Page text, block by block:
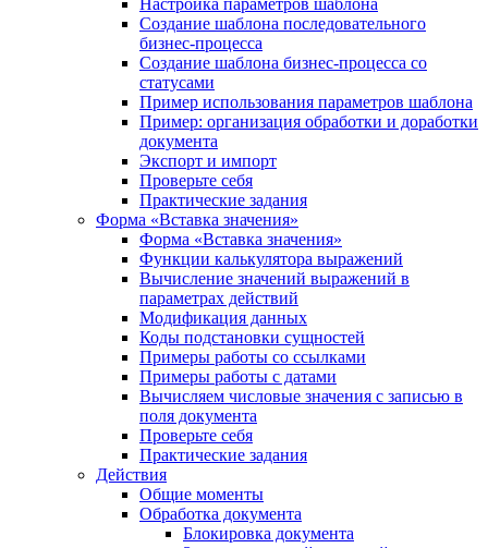
Настройка параметров шаблона
Создание шаблона последовательного
бизнес-процесса
Создание шаблона бизнес-процесса со
статусами
Пример использования параметров шаблона
Пример: организация обработки и доработки
документа
Экспорт и импорт
Проверьте себя
Практические задания
Форма «Вставка значения»
Форма «Вставка значения»
Функции калькулятора выражений
Вычисление значений выражений в
параметрах действий
Модификация данных
Коды подстановки сущностей
Примеры работы со ссылками
Примеры работы с датами
Вычисляем числовые значения с записью в
поля документа
Проверьте себя
Практические задания
Действия
Общие моменты
Обработка документа
Блокировка документа